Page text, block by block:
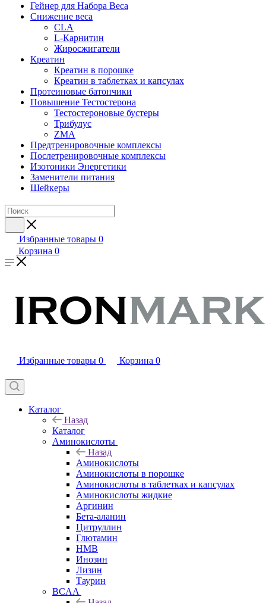
Гейнер для Набора Веса
Снижение веса
CLA
L-Карнитин
Жиросжигатели
Креатин
Креатин в порошке
Креатин в таблетках и капсулах
Протеиновые батончики
Повышение Тестостерона
Тестостероновые бустеры
Трибулус
ZMA
Предтренировочные комплексы
Послетренировочные комплексы
Изотоники Энергетики
Заменители питания
Шейкеры
Избранные товары 0
Корзина 0
Избранные товары 0 Корзина 0
Каталог
Назад
Каталог
Аминокислоты
Назад
Аминокислоты
Аминокислоты в порошке
Аминокислоты в таблетках и капсулах
Аминокислоты жидкие
Аргинин
Бета-аланин
Цитруллин
Глютамин
HMB
Инозин
Лизин
Таурин
BCAA